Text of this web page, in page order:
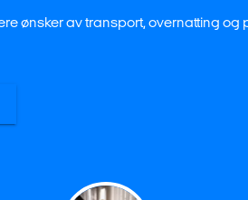
ønsker av transport, overnatting og